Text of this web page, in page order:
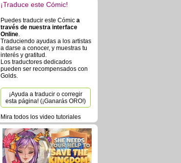
¡Traduce este Cómic!
Puedes traducir este Cómic a
través de nuestra interface
Online.
Traduciendo ayudas a los artistas
a darse a conocer, y muestras tu
interés y gratitud.
Los traductores dedicados
pueden ser recompensados con
Golds.
¡Ayuda a traducir o corregir
esta página! (¡Ganarás ORO!)
Mira todos los video tutoriales